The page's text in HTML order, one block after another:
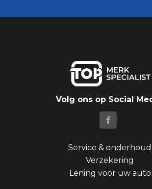
Volg ons op Social
Service & onderhoud
Verzekering
Lening voor uw auto